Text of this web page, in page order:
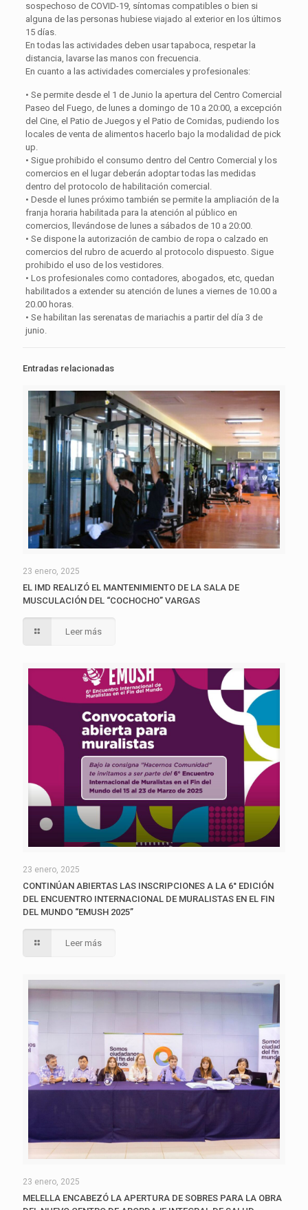
sospechoso de COVID-19, síntomas compatibles o bien si
alguna de las personas hubiese viajado al exterior en los últimos
15 días.
En todas las actividades deben usar tapaboca, respetar la
distancia, lavarse las manos con frecuencia.
En cuanto a las actividades comerciales y profesionales:
• Se permite desde el 1 de Junio la apertura del Centro Comercial
Paseo del Fuego, de lunes a domingo de 10 a 20:00, a excepción
del Cine, el Patio de Juegos y el Patio de Comidas, pudiendo los
locales de venta de alimentos hacerlo bajo la modalidad de pick
up.
• Sigue prohibido el consumo dentro del Centro Comercial y los
comercios en el lugar deberán adoptar todas las medidas
dentro del protocolo de habilitación comercial.
• Desde el lunes próximo también se permite la ampliación de la
franja horaria habilitada para la atención al público en
comercios, llevándose de lunes a sábados de 10 a 20:00.
• Se dispone la autorización de cambio de ropa o calzado en
comercios del rubro de acuerdo al protocolo dispuesto. Sigue
prohibido el uso de los vestidores.
• Los profesionales como contadores, abogados, etc, quedan
habilitados a extender su atención de lunes a viernes de 10.00 a
20.00 horas.
• Se habilitan las serenatas de mariachis a partir del día 3 de
junio.
Entradas relacionadas
23 enero, 2025
EL IMD REALIZÓ EL MANTENIMIENTO DE LA SALA DE
MUSCULACIÓN DEL “COCHOCHO” VARGAS
Leer más
23 enero, 2025
CONTINÚAN ABIERTAS LAS INSCRIPCIONES A LA 6° EDICIÓN
DEL ENCUENTRO INTERNACIONAL DE MURALISTAS EN EL FIN
DEL MUNDO “EMUSH 2025”
Leer más
23 enero, 2025
MELELLA ENCABEZÓ LA APERTURA DE SOBRES PARA LA OBRA